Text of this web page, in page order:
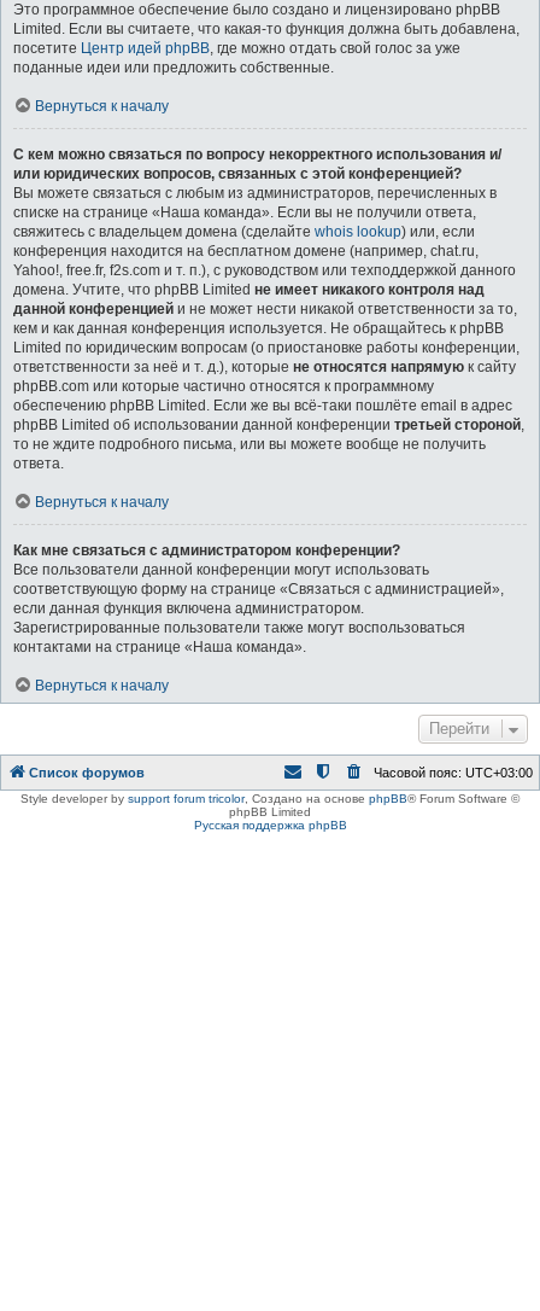
Это программное обеспечение было создано и лицензировано phpBB
Limited. Если вы считаете, что какая-то функция должна быть добавлена,
посетите Центр идей phpBB, где можно отдать свой голос за уже
поданные идеи или предложить собственные.
Вернуться к началу
С кем можно связаться по вопросу некорректного использования и/
или юридических вопросов, связанных с этой конференцией?
Вы можете связаться с любым из администраторов, перечисленных в
списке на странице «Наша команда». Если вы не получили ответа,
свяжитесь с владельцем домена (сделайте whois lookup) или, если
конференция находится на бесплатном домене (например, chat.ru,
Yahoo!, free.fr, f2s.com и т. п.), с руководством или техподдержкой данного
домена. Учтите, что phpBB Limited не имеет никакого контроля над
данной конференцией и не может нести никакой ответственности за то,
кем и как данная конференция используется. Не обращайтесь к phpBB
Limited по юридическим вопросам (о приостановке работы конференции,
ответственности за неё и т. д.), которые не относятся напрямую к сайту
phpBB.com или которые частично относятся к программному
обеспечению phpBB Limited. Если же вы всё-таки пошлёте email в адрес
phpBB Limited об использовании данной конференции третьей стороной,
то не ждите подробного письма, или вы можете вообще не получить
ответа.
Вернуться к началу
Как мне связаться с администратором конференции?
Все пользователи данной конференции могут использовать
соответствующую форму на странице «Связаться с администрацией»,
если данная функция включена администратором.
Зарегистрированные пользователи также могут воспользоваться
контактами на странице «Наша команда».
Вернуться к началу
Перейти
Список форумов Часовой пояс: UTC+03:00
Style developer by support forum tricolor, Создано на основе phpBB® Forum Software ©
phpBB Limited
Русская поддержка phpBB